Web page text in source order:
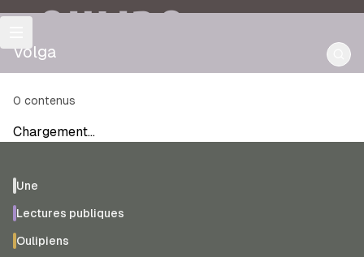
OULIPO
Volga
0 contenus
Chargement…
Une
Lectures publiques
Oulipiens